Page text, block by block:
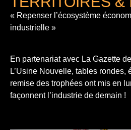
« Repenser l’écosystème
industrielle »
En partenariat avec La Gazette
L’Usine Nouvelle, tables rondes,
remise des trophées ont mis en
façonnent l’industrie de demain !